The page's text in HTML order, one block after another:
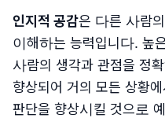
인지적 공감은 다른 사람
이해하는 능력입니다. 높
사람의 생각과 관점을 정
향상되어 거의 모든 상황
판단을 향상시킬 것으로